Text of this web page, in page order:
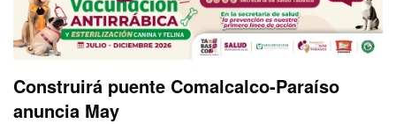
Construirá puente Comalcalco-Paraíso
anuncia May